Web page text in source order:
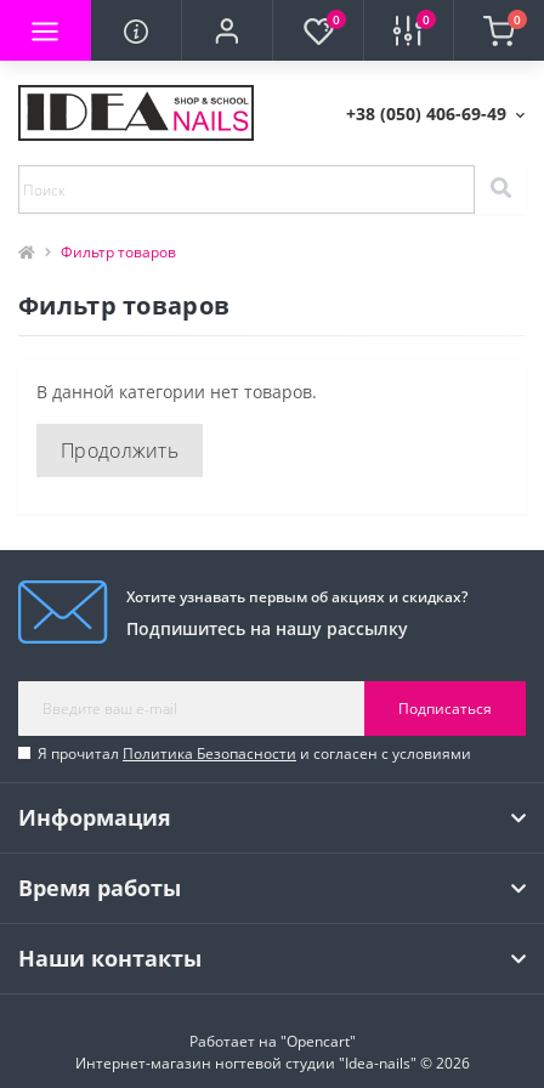
0 0 0
+38 (050) 406-69-49
Фильтр товаров
Фильтр товаров
В данной категории нет товаров.
Продолжить
Хотите узнавать первым об акциях и скидках?
Подпишитесь на нашу рассылку
Подписаться
Я прочитал Политика Безопасности и согласен с условиями
Информация
Время работы
Наши контакты
Работает на "Opencart"
Интернет-магазин ногтевой студии "Idea-nails" © 2026